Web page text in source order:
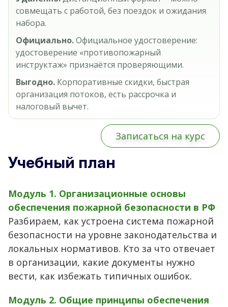
совмещать с работой, без поездок и ожидания
набора.
Официально.Официальное удостоверение:
удостоверение «противопожарный
инструктаж» признаётся проверяющими.
Выгодно. Корпоративные скидки, быстрая
организация потоков, есть рассрочка и
налоговый вычет.
Записаться на курс
Учебный план
Модуль 1. Организационные основы
обеспечения пожарной безопасности в РФ
Разбираем, как устроена система пожарной
безопасности на уровне законодательства и
локальных нормативов. Кто за что отвечает
в организации, какие документы нужно
вести, как избежать типичных ошибок.
Модуль 2. Общие принципы обеспечения